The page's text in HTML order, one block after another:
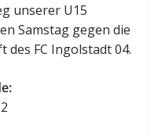
unserer U15
Samstag gegen die
des FC Ingolstadt 04.